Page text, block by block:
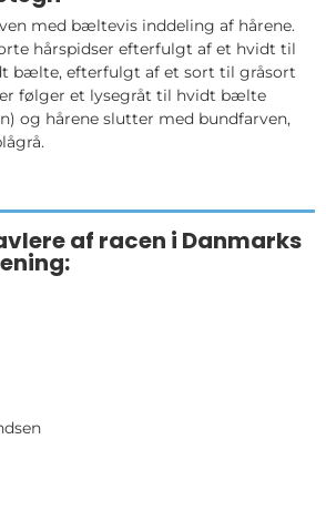
med bæltevis inddeling af hårene.
hårspidser efterfulgt af et hvidt til
bælte, efterfulgt af et sort til gråsort
følger et lysegråt til hvidt bælte
og hårene slutter med bundfarven,
af racen i Danmarks